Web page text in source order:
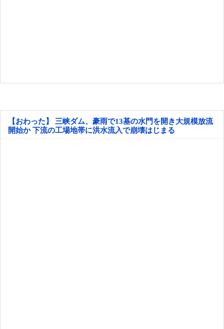
【おわった】 三峡ダム、豪雨で13基の水門を開き大規模放流
開始か 下流の工場地帯に洪水流入で崩壊はじまる